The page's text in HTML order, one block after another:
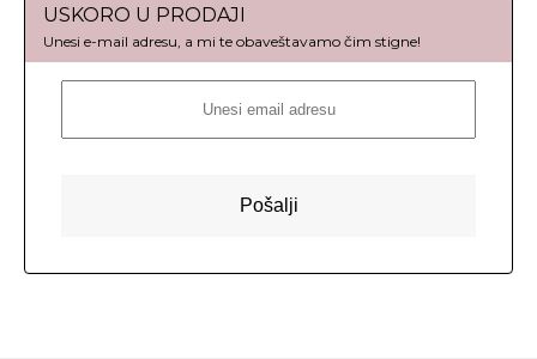
USKORO U PRODAJI